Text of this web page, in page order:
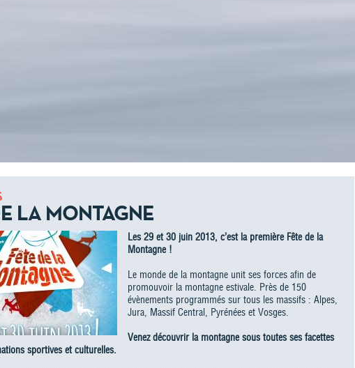
LA MONTAGNE
Les 29 et 30 juin 2013, c’est la première Fête de la
Montagne !
Le monde de la montagne unit ses forces afin de
promouvoir la montagne estivale. Près de 150
évènements programmés sur tous les massifs : Alpes,
Jura, Massif Central, Pyrénées et Vosges.
Venez découvrir la montagne sous toutes ses facettes
sportives et culturelles.